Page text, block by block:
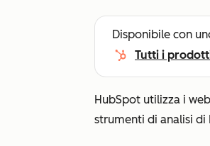
Disponibile con
Tutti i
HubSpot utilizza i
strumenti di analisi